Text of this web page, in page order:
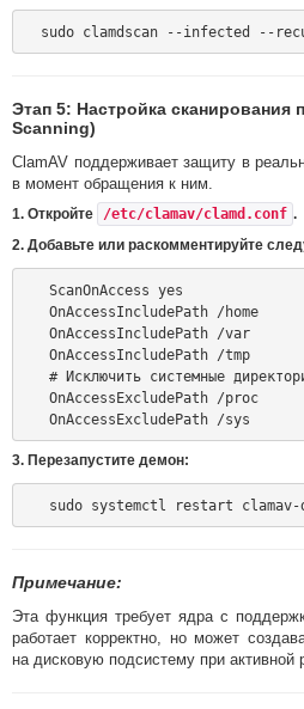
Этап 5: Настройка сканирования
Scanning)
ClamAV поддерживает защиту в
в момент обращения к ним.
1. Откройте /etc/clamav/clamd.conf .
2. Добавьте или раскомментируйте
3. Перезапустите демон:
Примечание:
Эта функция требует ядра с
работает корректно, но может
на дисковую подсистему при